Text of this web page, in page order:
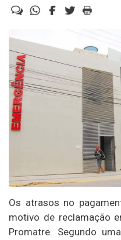
Os atrasos no
motivo de reclamação
Promatre. Segundo